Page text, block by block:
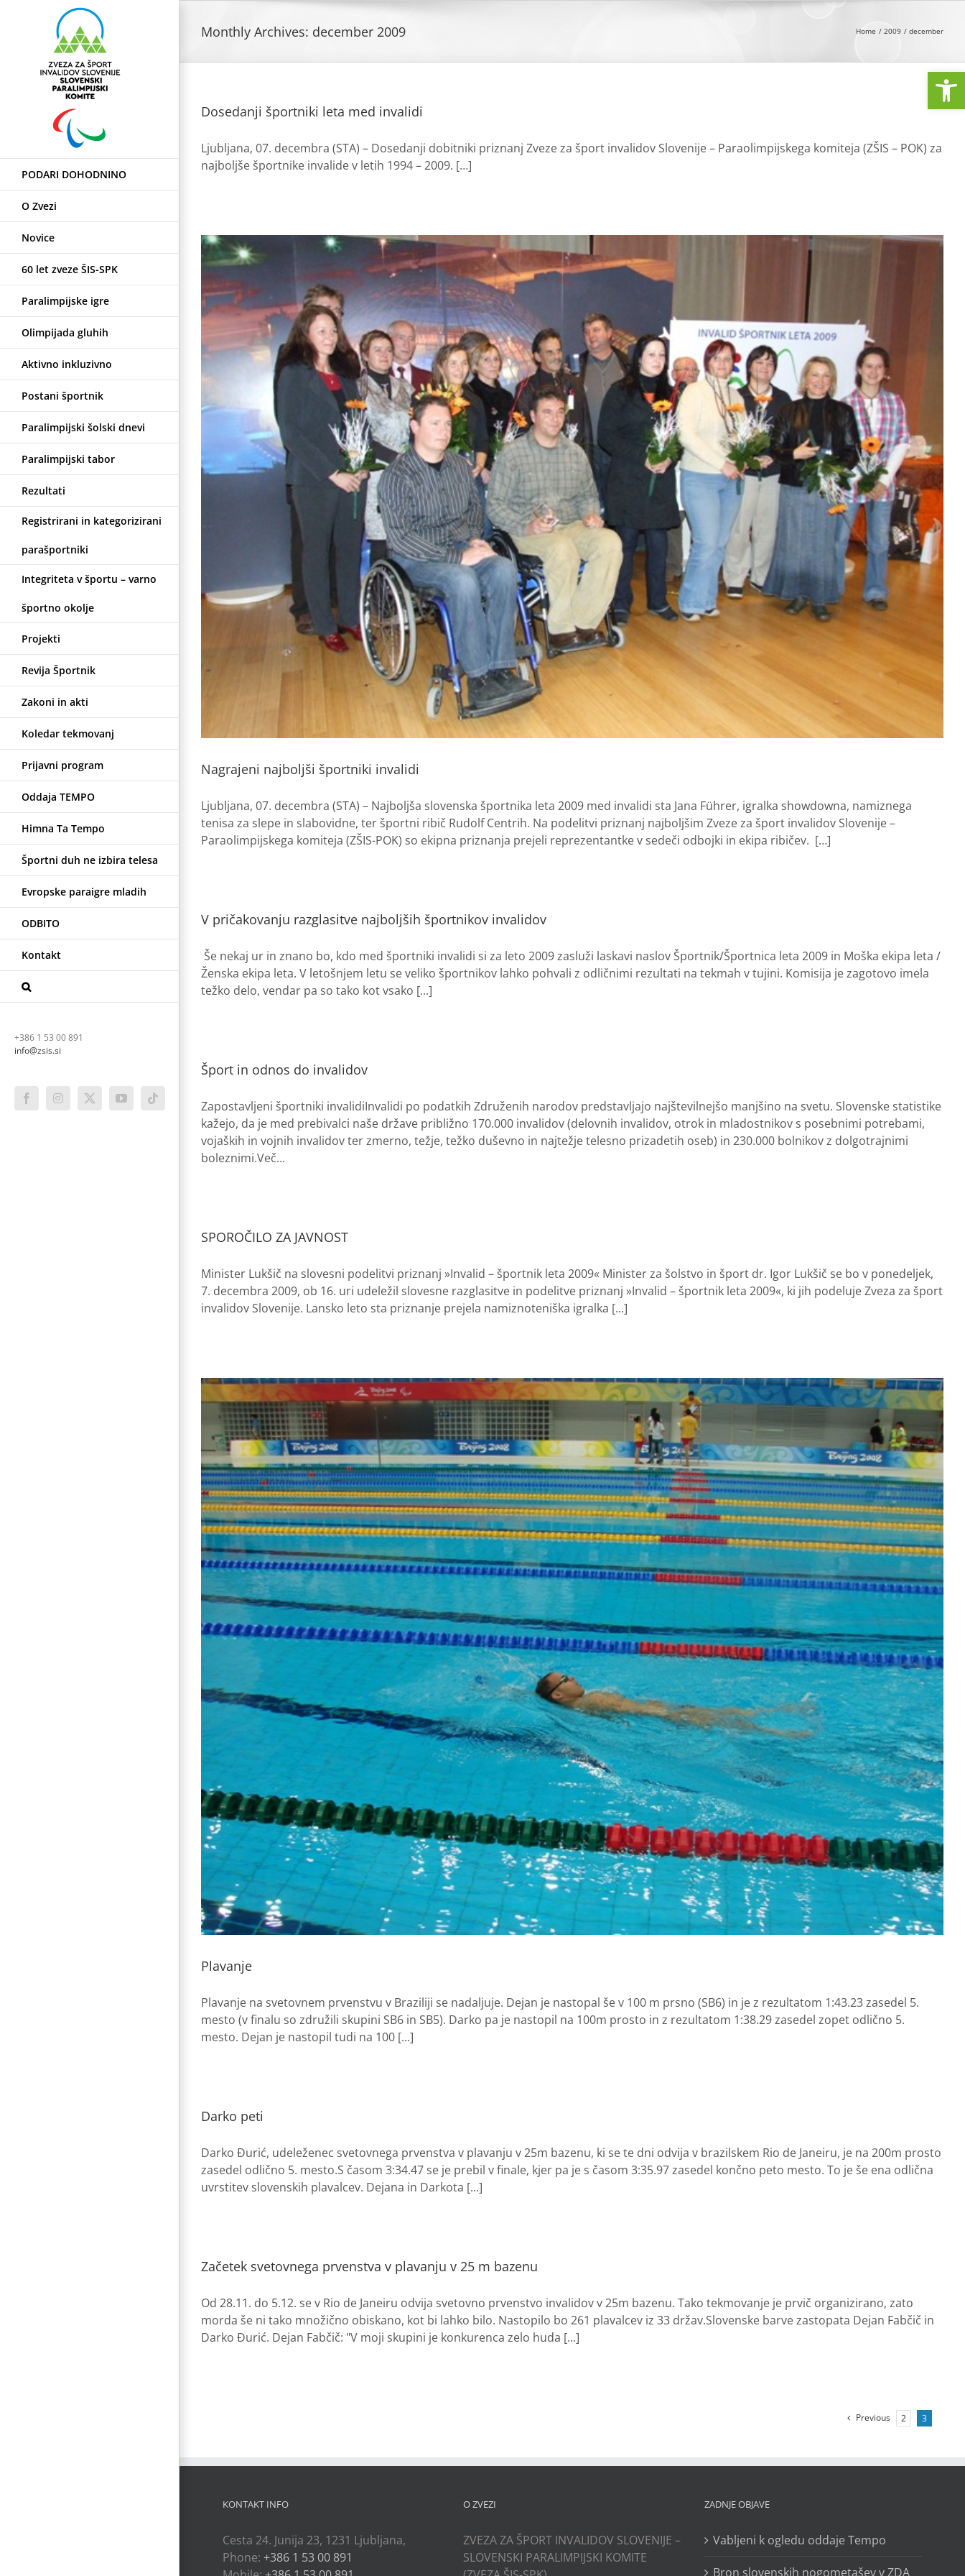
PODARI DOHODNINO
O Zvezi
Novice
60 let zveze ŠIS-SPK
Paralimpijske igre
Olimpijada gluhih
Aktivno inkluzivno
Postani športnik
Paralimpijski šolski dnevi
Paralimpijski tabor
Rezultati
Registrirani in kategorizirani
parašportniki
Integriteta v športu – varno
športno okolje
Projekti
Revija Športnik
Zakoni in akti
Koledar tekmovanj
Prijavni program
Oddaja TEMPO
Himna Ta Tempo
Športni duh ne izbira telesa
Evropske paraigre mladih
ODBITO
Kontakt
+386 1 53 00 891
info@zsis.si
FacebookInstagram
X YouTubeTiktok
Monthly Archives: december 2009 Home 2009 december
Dosedanji športniki leta med invalidi
Ljubljana, 07. decembra (STA) – Dosedanji dobitniki priznanj Zveze za šport invalidov Slovenije – Paraolimpijskega komiteja (ZŠIS – POK) za
najboljše športnike invalide v letih 1994 – 2009. […]
Nagrajeni najboljši športniki invalidi
Ljubljana, 07. decembra (STA) – Najboljša slovenska športnika leta 2009 med invalidi sta Jana Führer, igralka showdowna, namiznega
tenisa za slepe in slabovidne, ter športni ribič Rudolf Centrih. Na podelitvi priznanj najboljšim Zveze za šport invalidov Slovenije –
Paraolimpijskega komiteja (ZŠIS-POK) so ekipna priznanja prejeli reprezentantke v sedeči odbojki in ekipa ribičev. […]
V pričakovanju razglasitve najboljših športnikov invalidov
Še nekaj ur in znano bo, kdo med športniki invalidi si za leto 2009 zasluži laskavi naslov Športnik/Športnica leta 2009 in Moška ekipa leta /
Ženska ekipa leta. V letošnjem letu se veliko športnikov lahko pohvali z odličnimi rezultati na tekmah v tujini. Komisija je zagotovo imela
težko delo, vendar pa so tako kot vsako [...]
Šport in odnos do invalidov
Zapostavljeni športniki invalidiInvalidi po podatkih Združenih narodov predstavljajo najštevilnejšo manjšino na svetu. Slovenske statistike
kažejo, da je med prebivalci naše države približno 170.000 invalidov (delovnih invalidov, otrok in mladostnikov s posebnimi potrebami,
vojaških in vojnih invalidov ter zmerno, težje, težko duševno in najtežje telesno prizadetih oseb) in 230.000 bolnikov z dolgotrajnimi
boleznimi.Več...
SPOROČILO ZA JAVNOST
Minister Lukšič na slovesni podelitvi priznanj »Invalid – športnik leta 2009« Minister za šolstvo in šport dr. Igor Lukšič se bo v ponedeljek,
7. decembra 2009, ob 16. uri udeležil slovesne razglasitve in podelitve priznanj »Invalid – športnik leta 2009«, ki jih podeluje Zveza za šport
invalidov Slovenije. Lansko leto sta priznanje prejela namiznoteniška igralka [...]
Plavanje
Plavanje na svetovnem prvenstvu v Braziliji se nadaljuje. Dejan je nastopal še v 100 m prsno (SB6) in je z rezultatom 1:43.23 zasedel 5.
mesto (v finalu so združili skupini SB6 in SB5). Darko pa je nastopil na 100m prosto in z rezultatom 1:38.29 zasedel zopet odlično 5.
mesto. Dejan je nastopil tudi na 100 [...]
Darko peti
Darko Đurić, udeleženec svetovnega prvenstva v plavanju v 25m bazenu, ki se te dni odvija v brazilskem Rio de Janeiru, je na 200m prosto
zasedel odlično 5. mesto.S časom 3:34.47 se je prebil v finale, kjer pa je s časom 3:35.97 zasedel končno peto mesto. To je še ena odlična
uvrstitev slovenskih plavalcev. Dejana in Darkota [...]
Začetek svetovnega prvenstva v plavanju v 25 m bazenu
Od 28.11. do 5.12. se v Rio de Janeiru odvija svetovno prvenstvo invalidov v 25m bazenu. Tako tekmovanje je prvič organizirano, zato
morda še ni tako množično obiskano, kot bi lahko bilo. Nastopilo bo 261 plavalcev iz 33 držav.Slovenske barve zastopata Dejan Fabčič in
Darko Đurić. Dejan Fabčič: "V moji skupini je konkurenca zelo huda [...]
Previous 2 3
KONTAKT INFO
Cesta 24. Junija 23, 1231 Ljubljana,
Phone: +386 1 53 00 891
O ZVEZI
ZVEZA ZA ŠPORT INVALIDOV SLOVENIJE –
SLOVENSKI PARALIMPIJSKI KOMITE
ZADNJE OBJAVE
Vabljeni k ogledu oddaje Tempo
Bron slovenskih nogometašev v ZDA